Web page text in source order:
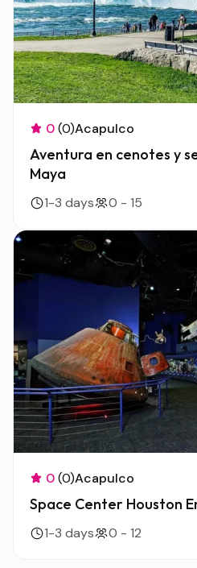
0(0)Acapulco
Aventura en cenotes y
Maya
1-3 days 0 - 15
0(0)Acapulco
Space Center Houston
1-3 days 0 - 12